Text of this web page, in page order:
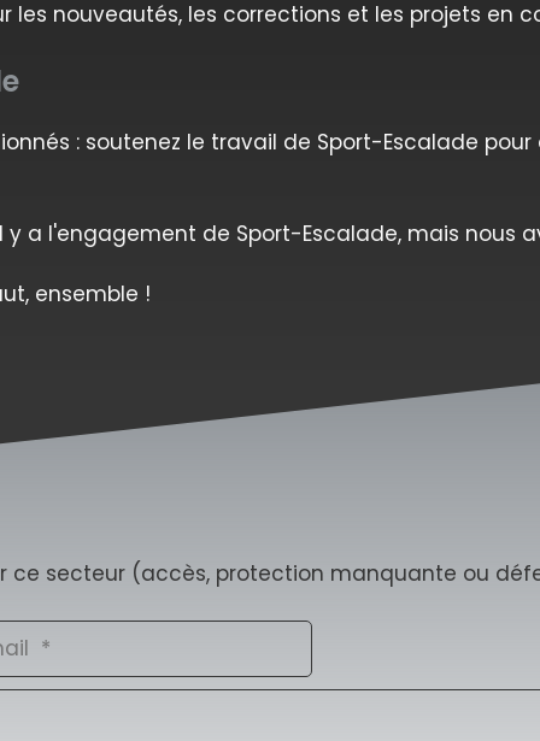
les nouveautés, les corrections et les projets en
: soutenez le travail de Sport-Escalade
a l'engagement de Sport-Escalade, mais nous
ensemble !
secteur (accès, protection manquante ou